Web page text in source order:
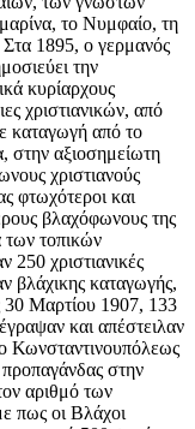
το Νυμφαίο, τη
1895, ο γερμανός
την
κυρίαρχους
χριστιανικών, από
καταγωγή από το
στην αξιοσημείωτη
χριστιανούς
φτωχότεροι και
βλαχόφωνους της
τοπικών
χριστιανικές
βλάχικης καταγωγής,
30 Μαρτίου 1907, 133
και απέστειλαν
Κωνσταντινουπόλεως
στην
αριθμό των
πως οι Βλάχοι